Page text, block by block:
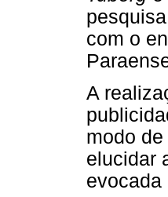
com o
A
modo
elucidar
evocada